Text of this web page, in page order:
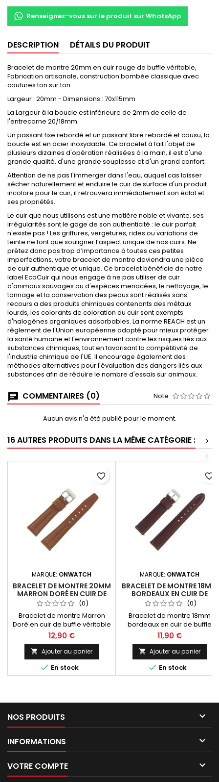
Renseignez-vous sur le produit sur WhatsApp
DESCRIPTION DÉTAILS DU PRODUIT
Bracelet de montre 20mm en cuir rouge de buffle véritable,
Fabrication artisanale, construction bombée classique avec
coutures ton sur ton.
Largeur : 20mm - Dimensions : 70x115mm
La Largeur à la boucle est inférieure de 2mm de celle de
l'entrecorne 20/18mm.
Un passant fixe rebordé et un passant libre rebordé et cousu, la
boucle est en acier inoxydable. Ce bracelet à fait l'objet de
plusieurs dizaines d'opération réalisées à la main, il est d'une
grande qualité, d'une grande souplesse et d'un grand confort.
Attention de ne pas l'immerger dans l'eau, auquel cas laisser
sécher naturellement et enduire le cuir de surface d'un produit
incolore pour le cuir, il retrouvera immédiatement son éclat et
ses propriétés.
Le cuir que nous utilisons est une matière noble et vivante, ses
irrégularités sont le gage de son authenticité : le cuir parfait
n'existe pas ! Les griffures, vergetures, rides ou variations de
teinte ne font que souligner l’aspect unique de nos cuirs. Ne
prêtez donc pas trop d’importance à toutes ces petites
imperfections, votre bracelet de montre deviendra une pièce
de cuir authentique et unique. Ce bracelet bénéficie de notre
label EcoCuir qui nous engage à ne pas utiliser de cuir
d'animaux sauvages ou d'espèces menacées, le nettoyage, le
tannage et la conservation des peaux sont réalisés sans
recours a des produits chimiques contenants des métaux
lourds, les colorants de coloration du cuir sont exempts
d'halogènes organiques adsorbables. La norme REACH est un
règlement de l'Union européenne adopté pour mieux protéger
la santé humaine et l'environnement contre les risques liés aux
substances chimiques, tout en favorisant la compétitivité de
l'industrie chimique de l'UE. Il encourage également des
méthodes alternatives pour l'évaluation des dangers liés aux
substances afin de réduire le nombre d'essais sur animaux.
COMMENTAIRES (0) Note
Aucun avis n'a été publié pour le moment.
16 AUTRES PRODUITS DANS LA MÊME CATÉGORIE :
>
<
MARQUE: ONWATCH
BRACELET DE MONTRE 20MM
MARRON DORÉ EN CUIR DE
BUFFLE FABRICATION
ARTISANALE EUROPÉENNE
(0)
Bracelet de montre Marron
Doré en cuir de buffle véritable
Treck, largeurs 20mm,
construction structurée double
jonc, dynamique et sportif.
Fabrication artisanale Made in
Spain.
12,90 €
 Ajouter au panier
 En stock
favorite_border
MARQUE: ONWATCH
BRACELET DE MONTRE 18MM
BORDEAUX EN CUIR DE
BUFFLE FABRICATION
ARTISANALE
(0)
Bracelet de montre 18mm
bordeaux en cuir de buffle
véritable, construction
bombée classique avec
coutures ton sur ton.
Fabrication artisanale Made in
Spain.
11,90 €
 Ajouter au panier
 En stock
favorite_border
NOS PRODUITS 
INFORMATIONS 
VOTRE COMPTE 